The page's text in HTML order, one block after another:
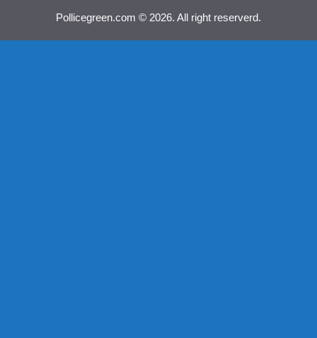
Pollicegreen.com © 2026. All right reserverd.